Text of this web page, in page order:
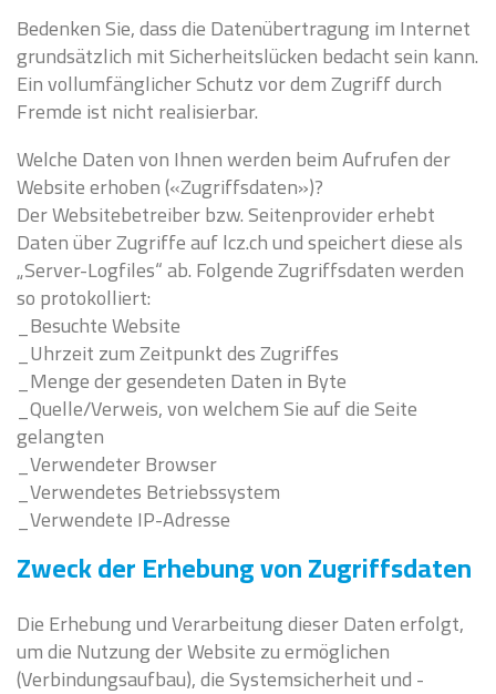
Bedenken Sie, dass die Datenübertragung im Internet
grundsätzlich mit Sicherheitslücken bedacht sein kann.
Ein vollumfänglicher Schutz vor dem Zugriff durch
Fremde ist nicht realisierbar.
Welche Daten von Ihnen werden beim Aufrufen der
Website erhoben («Zugriffsdaten»)?
Der Websitebetreiber bzw. Seitenprovider erhebt
Daten über Zugriffe auf lcz.ch und speichert diese als
„Server-Logfiles“ ab. Folgende Zugriffsdaten werden
so protokolliert:
_Besuchte Website
_Uhrzeit zum Zeitpunkt des Zugriffes
_Menge der gesendeten Daten in Byte
_Quelle/Verweis, von welchem Sie auf die Seite
gelangten
_Verwendeter Browser
_Verwendetes Betriebssystem
_Verwendete IP-Adresse
Zweck der Erhebung von Zugriffsdaten
Die Erhebung und Verarbeitung dieser Daten erfolgt,
um die Nutzung der Website zu ermöglichen
(Verbindungsaufbau), die Systemsicherheit und -